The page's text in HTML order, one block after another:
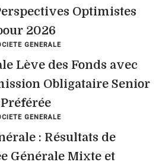
Optimistes
2026
GENERALE
Lève des Fonds avec
Obligataire Senior
Préférée
GENERALE
: Résultats de
Générale Mixte et